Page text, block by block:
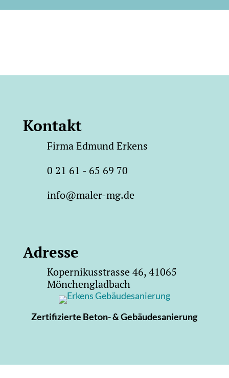
Kontakt
Firma Edmund Erkens
0 21 61 - 65 69 70
info@maler-mg.de
Adresse
Kopernikusstrasse 46, 41065
Mönchengladbach
Zertifizierte Beton- & Gebäudesanierung